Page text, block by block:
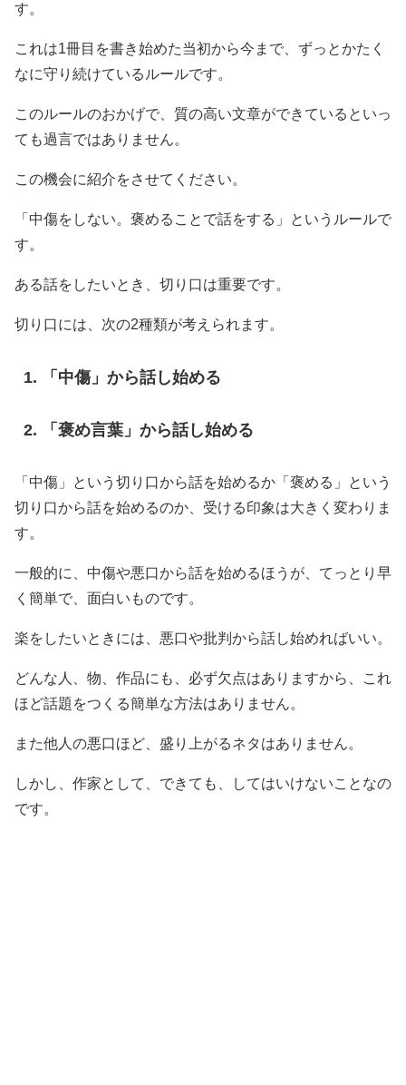
す。
これは1冊目を書き始めた当初から今まで、ずっとかたく
なに守り続けているルールです。
このルールのおかげで、質の高い文章ができているといっ
ても過言ではありません。
この機会に紹介をさせてください。
「中傷をしない。褒めることで話をする」というルールで
す。
ある話をしたいとき、切り口は重要です。
切り口には、次の2種類が考えられます。
「中傷」から話し始める
「褒め言葉」から話し始める
「中傷」という切り口から話を始めるか「褒める」という
切り口から話を始めるのか、受ける印象は大きく変わりま
す。
一般的に、中傷や悪口から話を始めるほうが、てっとり早
く簡単で、面白いものです。
楽をしたいときには、悪口や批判から話し始めればいい。
どんな人、物、作品にも、必ず欠点はありますから、これ
ほど話題をつくる簡単な方法はありません。
また他人の悪口ほど、盛り上がるネタはありません。
しかし、作家として、できても、してはいけないことなの
です。